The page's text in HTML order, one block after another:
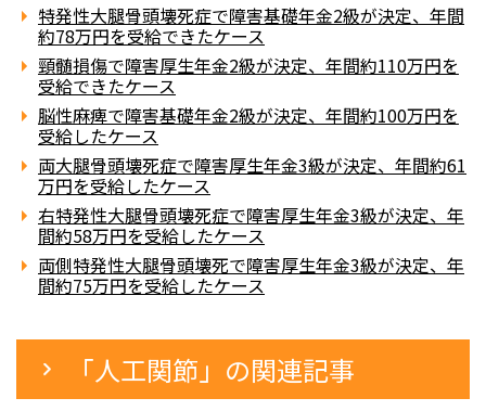
特発性大腿骨頭壊死症で障害基礎年金2級が決定、年間
約78万円を受給できたケース
頸髄損傷で障害厚生年金2級が決定、年間約110万円を
受給できたケース
脳性麻痺で障害基礎年金2級が決定、年間約100万円を
受給したケース
両大腿骨頭壊死症で障害厚生年金3級が決定、年間約61
万円を受給したケース
右特発性大腿骨頭壊死症で障害厚生年金3級が決定、年
間約58万円を受給したケース
両側特発性大腿骨頭壊死で障害厚生年金3級が決定、年
間約75万円を受給したケース
「人工関節」の関連記事